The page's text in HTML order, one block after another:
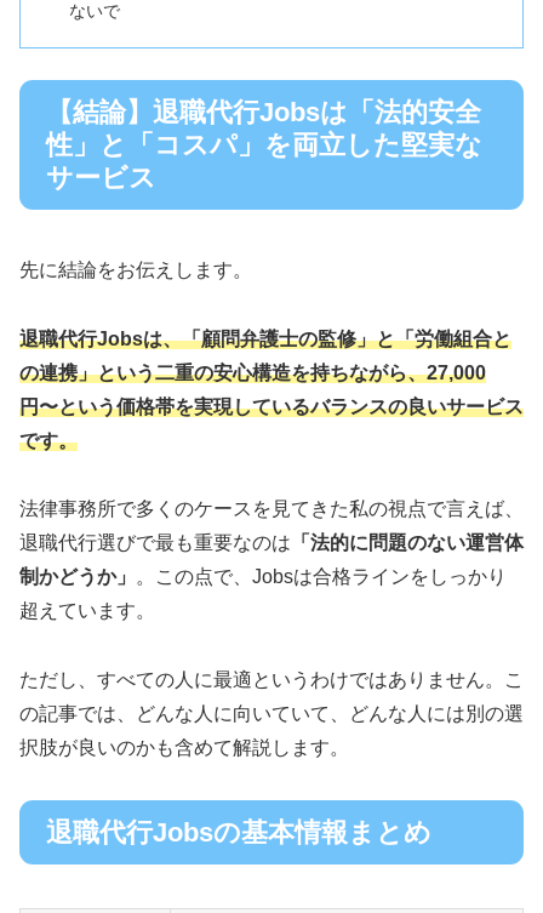
ないで
【結論】退職代行Jobsは「法的安全
性」と「コスパ」を両立した堅実な
サービス
先に結論をお伝えします。
退職代行Jobsは、「顧問弁護士の監修」と「労働組合と
の連携」という二重の安心構造を持ちながら、27,000
円〜という価格帯を実現しているバランスの良いサービス
です。
法律事務所で多くのケースを見てきた私の視点で言えば、
退職代行選びで最も重要なのは 「法的に問題のない運営体
制かどうか」
。この点で、Jobsは合格ラインをしっかり
超えています。
ただし、すべての人に最適というわけではありません。こ
の記事では、どんな人に向いていて、どんな人には別の選
択肢が良いのかも含めて解説します。
退職代行Jobsの基本情報まとめ